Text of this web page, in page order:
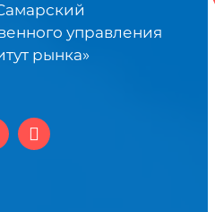
управления
рынка»